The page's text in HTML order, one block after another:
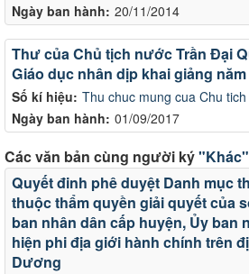
Ngày ban hành: 20/11/2014
Số kí hiệu: Thu chuc mung cua Chu
Ngày ban hành: 01/09/2017
Thư của Chủ tịch nước Trần Đại
Giáo dục nhân dịp khai giảng
Các văn bản cùng người ký"Khác"
Quyết đinh phê duyệt Danh mục
thuộc thẩm quyền giải quyết của
ban nhân dân cấp huyện, Ủy ban
hiện phi địa giới hành chính trên
Dương